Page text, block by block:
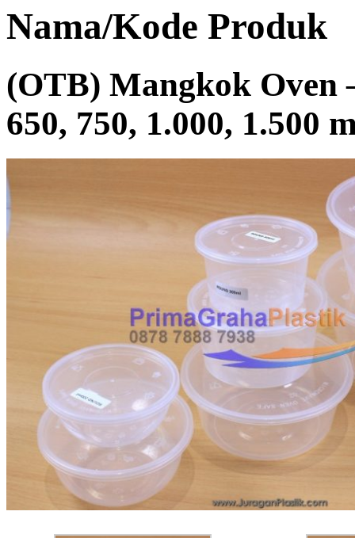
Nama/Kode Produk
(OTB) Mangkok Oven
650, 750, 1.000, 1.500